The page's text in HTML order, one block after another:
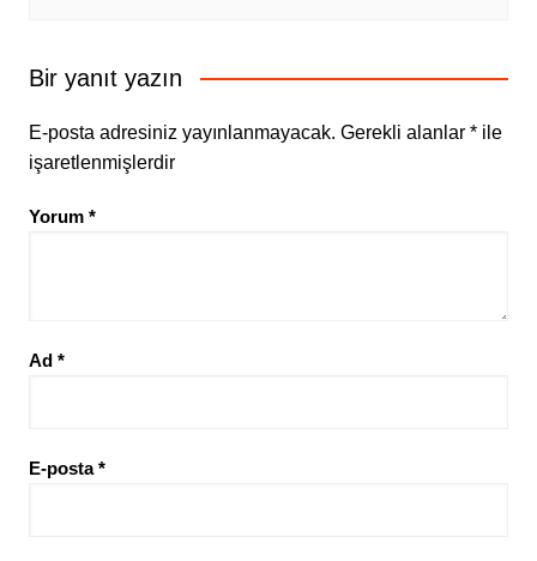
Bir yanıt yazın
E-posta adresiniz yayınlanmayacak. Gerekli alanlar *ile
işaretlenmişlerdir
Yorum *
Ad *
E-posta*